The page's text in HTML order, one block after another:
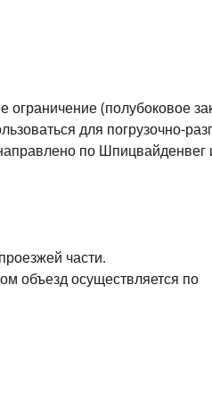
ограничение (полубоковое
для погрузочно-
по Шпицвайденвег
части.
объезд осуществляется по